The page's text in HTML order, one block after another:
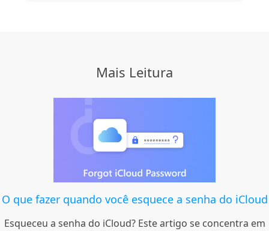
Mais Leitura
O que fazer quando você esquece a senha do iCloud
Esqueceu a senha do iCloud? Este artigo se concentra em